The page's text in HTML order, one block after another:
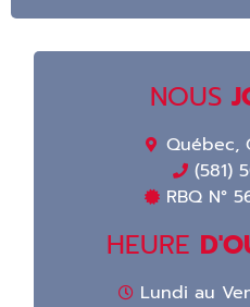
NOUS
Québec,
(581)
RBQ N°
HEURE
Lundi au